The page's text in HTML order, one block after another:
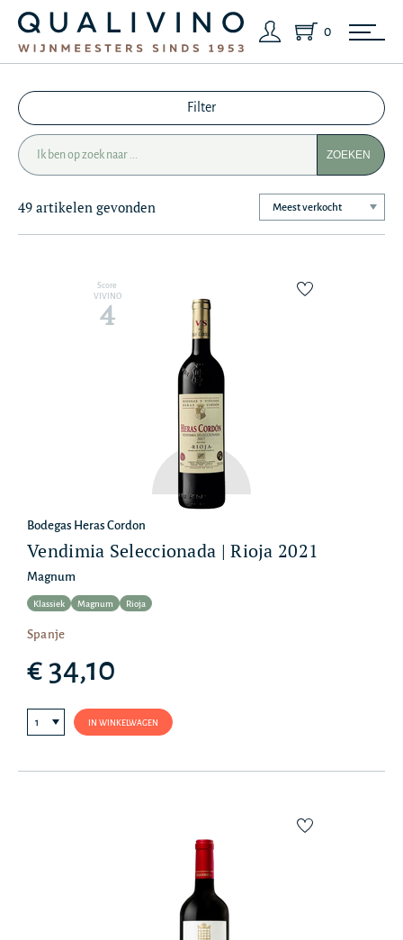
0
Filter
ZOEKEN
49 artikelen gevonden
Score
VIVINO
4
Bodegas Heras Cordon
Vendimia Seleccionada | Rioja 2021
Magnum
Klassiek Magnum Rioja
Spanje
€ 34,10
IN WINKELWAGEN